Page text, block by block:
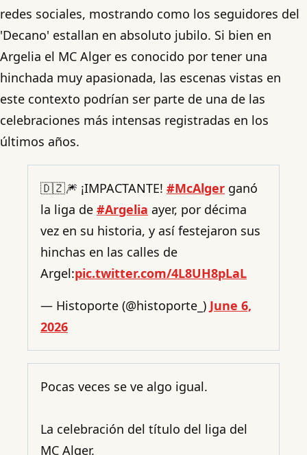
redes sociales, mostrando como los seguidores del
'Decano' estallan en absoluto jubilo. Si bien en
Argelia el MC Alger es conocido por tener una
hinchada muy apasionada, las escenas vistas en
este contexto podrían ser parte de una de las
celebraciones más intensas registradas en los
últimos años.
🇩🇿🎆 ¡IMPACTANTE! #McAlger ganó
la liga de #Argelia ayer, por décima
vez en su historia, y así festejaron sus
hinchas en las calles de
Argel:pic.twitter.com/4L8UH8pLaL
— Histoporte (@histoporte_) June 6,
2026
Pocas veces se ve algo igual.
La celebración del título del liga del
MC Alger.